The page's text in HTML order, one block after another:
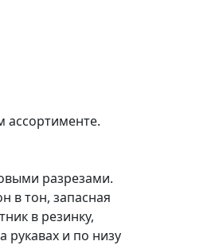
ассортименте.
разрезами.
в тон, запасная
в резинку,
и по низу